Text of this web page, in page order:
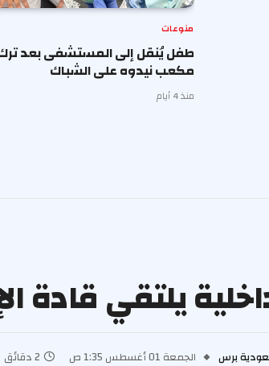
منوعات
طفل يُنقل إلى المستشفى بعد
مكعب نيدوه على الشباك
منذ 4 أيام
يلتقي قادة
برس الجمعة 01 أغسطس 1:35 ص 2 دقائق